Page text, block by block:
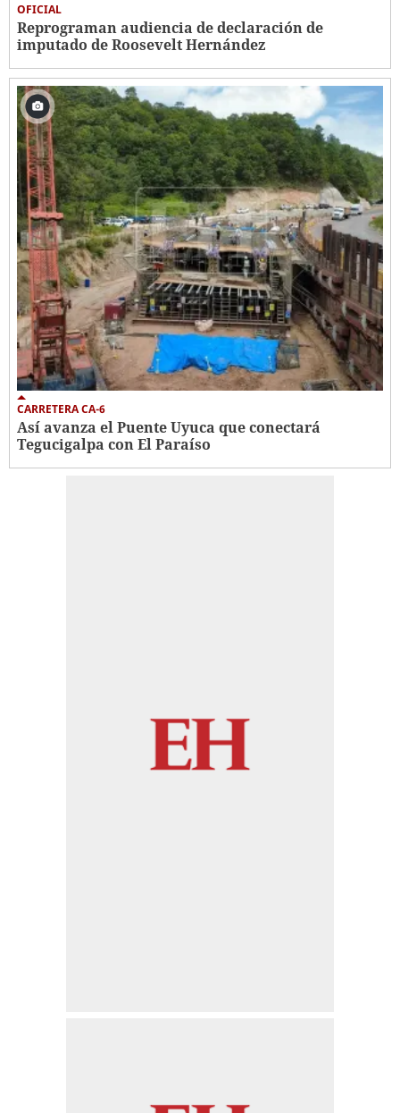
OFICIAL
Reprograman audiencia de declaración de
imputado de Roosevelt Hernández
CARRETERA CA-6
Así avanza el Puente Uyuca que conectará
Tegucigalpa con El Paraíso